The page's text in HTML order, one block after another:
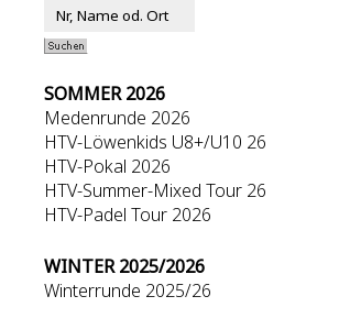
SOMMER 2026
Medenrunde 2026
HTV-Löwenkids U8+/U10 26
HTV-Pokal 2026
HTV-Summer-Mixed Tour 26
HTV-Padel Tour 2026
WINTER 2025/2026
Winterrunde 2025/26